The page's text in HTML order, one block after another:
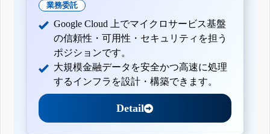
業務委託
Google Cloud 上でマイクロサービス基盤
の信頼性・可用性・セキュリティを担う
ポジションです。
大規模金融データを安全かつ高速に処理
するインフラを設計・構築できます。
Detail